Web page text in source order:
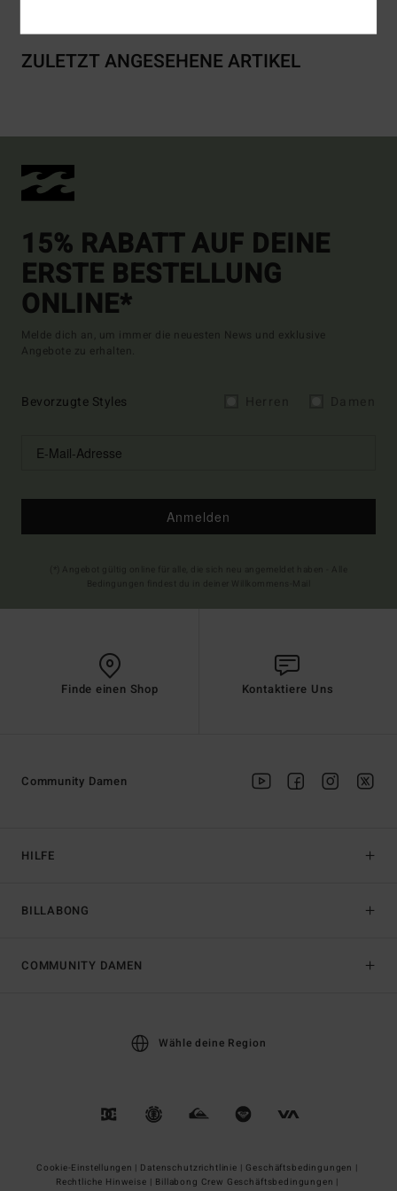
ZULETZT ANGESEHENE ARTIKEL
15% RABATT AUF DEINE
ERSTE BESTELLUNG
ONLINE*
Melde dich an, um immer die neuesten News und exklusive
Angebote zu erhalten.
Bevorzugte Styles
Anmelden
Finde einen Shop Kontaktiere Uns
HILFE
BILLABONG
Community Damen
COMMUNITY DAMEN
Wähle deine Region
Cookie-Einstellungen | Datenschutzrichtlinie | Geschäftsbedingungen |
Rechtliche Hinweise | Billabong Crew Geschäftsbedingungen |